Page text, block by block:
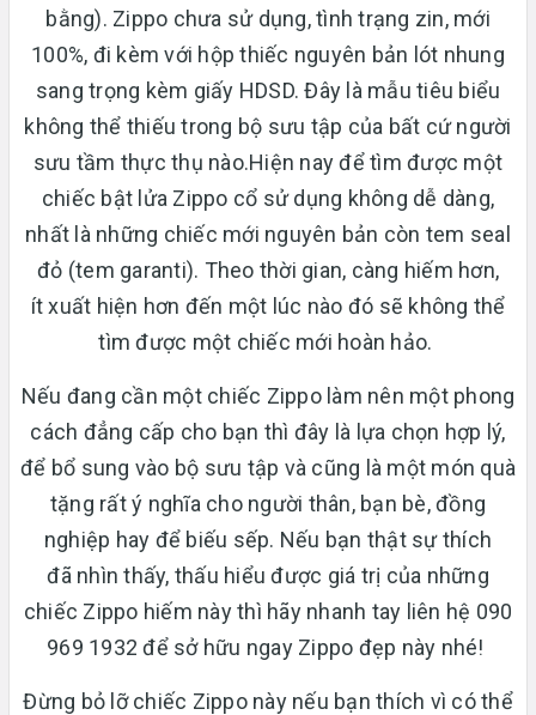
bằng). Zippo chưa sử dụng, tình trạng zin, mới
100%, đi kèm với hộp thiếc nguyên bản lót nhung
sang trọng kèm giấy HDSD. Đây là mẫu tiêu biểu
không thể thiếu trong bộ sưu tập của bất cứ người
sưu tầm thực thụ nào.Hiện nay để tìm được một
chiếc bật lửa Zippo cổ sử dụng không dễ dàng,
nhất là những chiếc mới nguyên bản còn tem seal
đỏ (tem garanti). Theo thời gian, càng hiếm hơn,
ít xuất hiện hơn đến một lúc nào đó sẽ không thể
tìm được một chiếc mới hoàn hảo.
Nếu đang cần một chiếc Zippo làm nên một phong
cách đẳng cấp cho bạn thì đây là lựa chọn hợp lý,
để bổ sung vào bộ sưu tập và cũng là một món quà
tặng rất ý nghĩa cho người thân, bạn bè, đồng
nghiệp hay để biếu sếp. Nếu bạn thật sự thích
đã nhìn thấy, thấu hiểu được giá trị của những
chiếc Zippo hiếm này thì hãy nhanh tay liên hệ 090
969 1932 để sở hữu ngay Zippo đẹp này nhé!
Đừng bỏ lỡ chiếc Zippo này nếu bạn thích vì có thể